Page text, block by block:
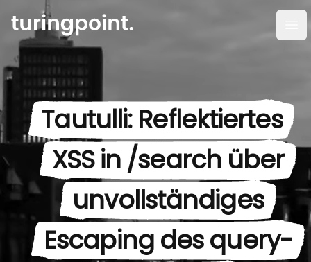
Tautulli: Reflektiertes
XSS in /search über
unvollständiges
Escaping des query-